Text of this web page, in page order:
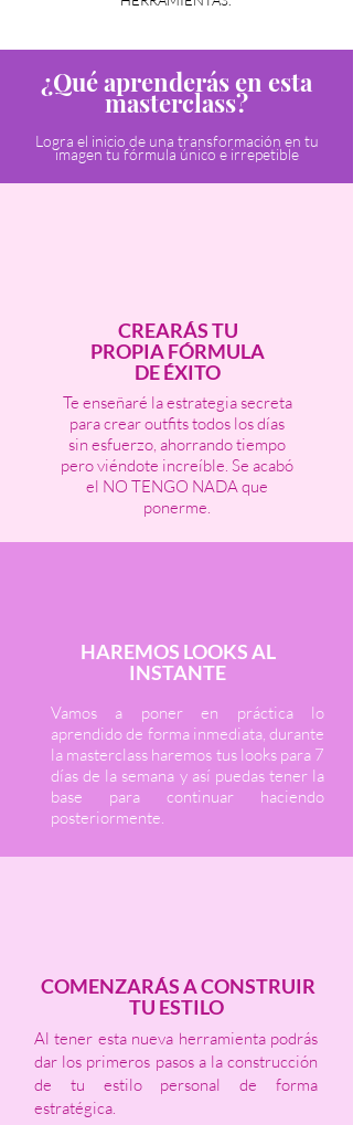
¿Qué aprenderás en esta
masterclass?
Logra el inicio de una transformación en tu
imagen tu fórmula único e irrepetible
CREARÁS TU
PROPIA FÓRMULA
DE ÉXITO
Te enseñaré la estrategia secreta
para crear outfits todos los días
sin esfuerzo, ahorrando tiempo
pero viéndote increíble. Se acabó
el NO TENGO NADA que
ponerme.
HAREMOS LOOKS AL
INSTANTE
Vamos a poner en práctica lo
aprendido de forma inmediata, durante
la masterclass haremos tus looks para 7
días de la semana y así puedas tener la
base para continuar haciendo
posteriormente.
COMENZARÁS A CONSTRUIR
TU ESTILO
Al tener esta nueva herramienta podrás
dar los primeros pasos a la construcción
de tu estilo personal de forma
estratégica.